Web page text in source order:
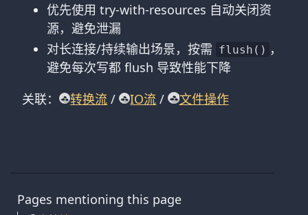
优先使用 try-with-resources 自动关闭资
源，避免泄漏
对长连接/持续输出场景，按需 flush() ，
避免每次写都 flush 导致性能下降
关联：
转换流 / IO流 / 文件操作
Pages mentioning this page